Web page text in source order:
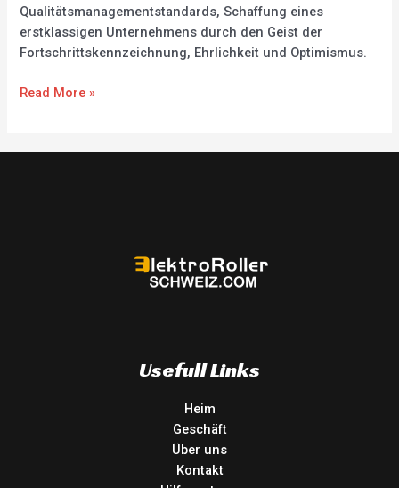
Qualitätsmanagementstandards, Schaffung eines
erstklassigen Unternehmens durch den Geist der
Fortschrittskennzeichnung, Ehrlichkeit und Optimismus.
Read More »
Usefull Links
Heim
Geschäft
Über uns
Kontakt